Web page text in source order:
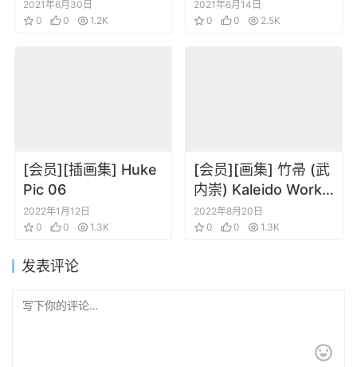
FGO角色插画集
2021年6月30日
0
0 1.2K
2021年6月14日
0
0 2.5K
[会员][插画集] Huke
Pic 06
2022年1月12日
0
0 1.3K
[会员][画集] 竹帚 (武
内崇) Kaleido Works
(よろず) [DL版]
2022年8月20日
0
0 1.3K
发表评论